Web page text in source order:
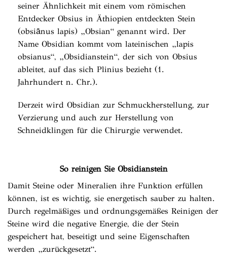
seiner Ähnlichkeit mit einem vom römischen
Entdecker Obsius in Äthiopien entdeckten Stein
(obsiānus lapis) „Obsian“ genannt wird. Der
Name Obsidian kommt vom lateinischen „lapis
obsianus“, „Obsidianstein“, der sich von Obsius
ableitet, auf das sich Plinius bezieht (1.
Jahrhundert n. Chr.).
Derzeit wird Obsidian zur Schmuckherstellung, zur
Verzierung und auch zur Herstellung von
Schneidklingen für die Chirurgie verwendet.
So reinigen Sie Obsidianstein
Damit Steine ​​oder Mineralien ihre Funktion erfüllen
können, ist es wichtig, sie energetisch sauber zu halten.
Durch regelmäßiges und ordnungsgemäßes Reinigen der
Steine ​​wird die negative Energie, die der Stein
gespeichert hat, beseitigt und seine Eigenschaften
werden „zurückgesetzt“.